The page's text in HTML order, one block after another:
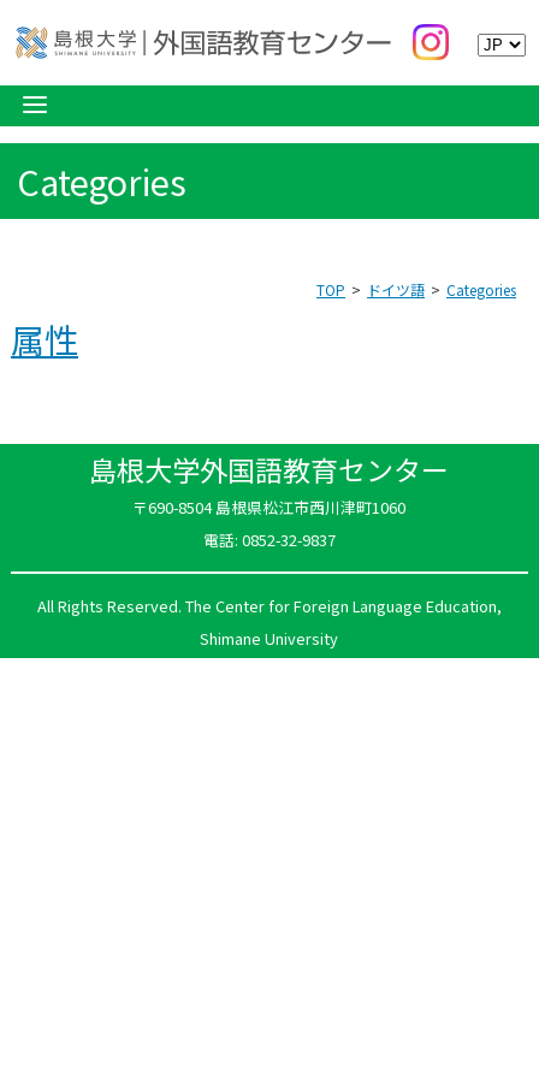
Categories
TOP ドイツ語 Categories
属性
島根大学外国語教育センター
〒690-8504 島根県松江市西川津町1060
電話: 0852-32-9837
All Rights Reserved. The Center for Foreign Language Education,
Shimane University